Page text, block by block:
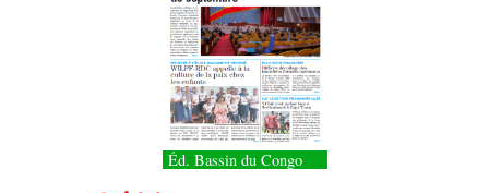
Éd. Bassin du Congo